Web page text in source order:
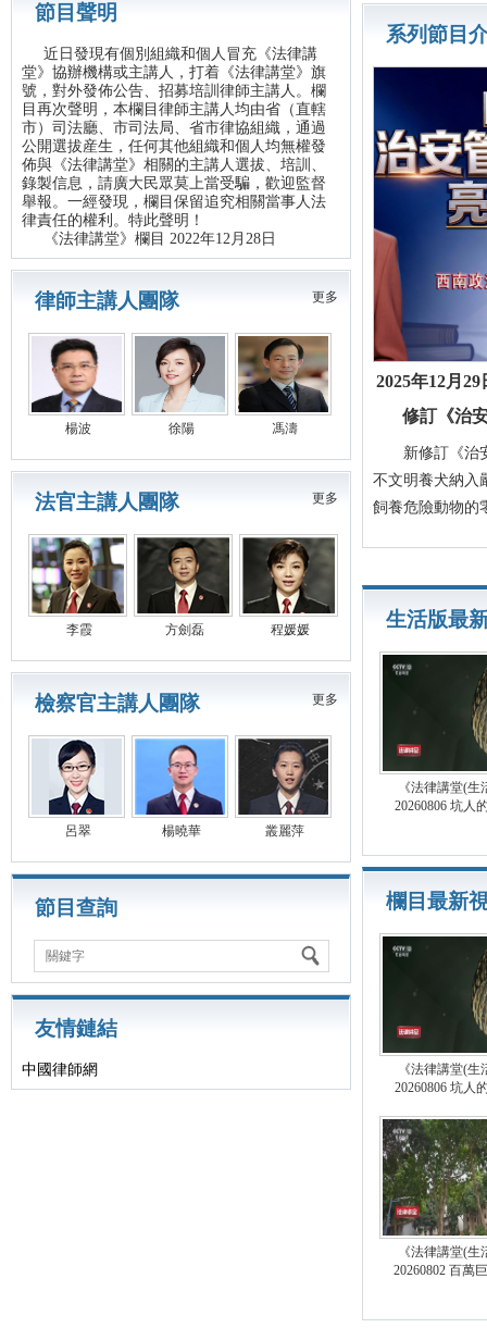
節目聲明
近日發現有個別組織和個人冒充《法律講
堂》協辦機構或主講人，打着《法律講堂》旗
號，對外發佈公告、招募培訓律師主講人。欄
目再次聲明，本欄目律師主講人均由省（直轄
市）司法廳、市司法局、省市律協組織，通過
公開選拔産生，任何其他組織和個人均無權發
佈與《法律講堂》相關的主講人選拔、培訓、
錄製信息，請廣大民眾莫上當受騙，歡迎監督
舉報。一經發現，欄目保留追究相關當事人法
律責任的權利。特此聲明！
《法律講堂》欄目 2022年12月28日
律師主講人團隊 更多
楊波 徐陽 馮濤
法官主講人團隊 更多
李霞 方劍磊 程媛媛
檢察官主講人團隊 更多
呂翠 楊曉華 叢麗萍
節目查詢
關鍵字
友情鏈結
中國律師網
系列節目
2025年12月
修訂《治
新修訂《治安
不文明養犬納入
飼養危險動物的
生活版最
《法律講堂(生
20260806 坑人
欄目最新
《法律講堂(生
20260806 坑人
《法律講堂(生
20260802 百萬